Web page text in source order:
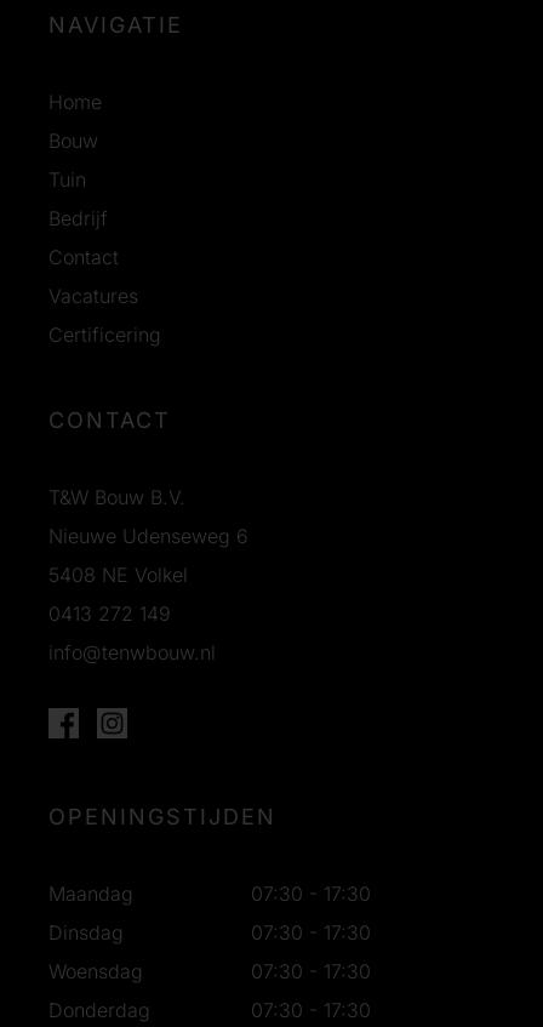
NAVIGATIE
Home
Bouw
Tuin
Bedrijf
Contact
Vacatures
Certificering
CONTACT
T&W Bouw B.V.
Nieuwe Udenseweg 6
5408 NE Volkel
0413 272 149
info@tenwbouw.nl
OPENINGSTIJDEN
Maandag
07:30 - 17:30
Dinsdag
07:30 - 17:30
Woensdag
07:30 - 17:30
Donderdag
07:30 - 17:30